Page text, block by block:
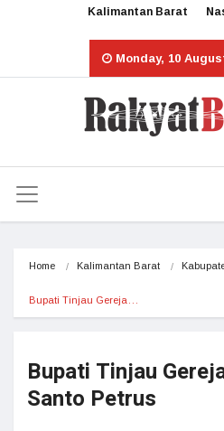
Kalimantan Barat
Monday, 10
Home Kalimantan Barat
Bupati Tinjau Gereja…
Bupati Tinjau
Santo Petrus